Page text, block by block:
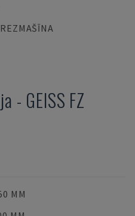
- GEISS FZ
MM